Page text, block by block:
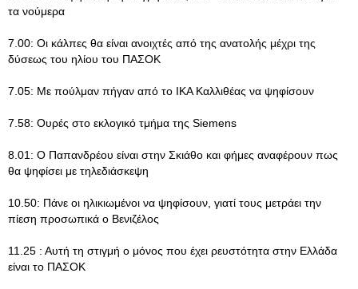
τα νούμερα
7.00: Οι κάλπες θα είναι ανοιχτές από της ανατολής μέχρι της
δύσεως του ηλίου του ΠΑΣΟΚ
7.05: Με πούλμαν πήγαν από το ΙΚΑ Καλλιθέας να ψηφίσουν
7.58: Ουρές στο εκλογικό τμήμα της Siemens
8.01: Ο Παπανδρέου είναι στην Σκιάθο και φήμες αναφέρουν πως
θα ψηφίσει με τηλεδιάσκεψη
10.50: Πάνε οι ηλικιωμένοι να ψηφίσουν, γιατί τους μετράει την
πίεση προσωπικά ο Βενιζέλος
11.25 : Αυτή τη στιγμή ο μόνος που έχει ρευστότητα στην Ελλάδα
είναι το ΠΑΣΟΚ